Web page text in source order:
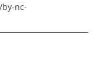
nc-